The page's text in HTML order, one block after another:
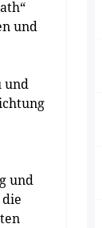
und
und
und